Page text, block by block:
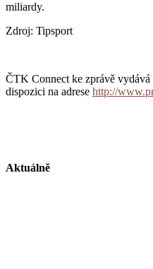
miliardy.
Zdroj: Tipsport
ČTK Connect ke zprávě
dispozici na adrese http://
Aktuálně